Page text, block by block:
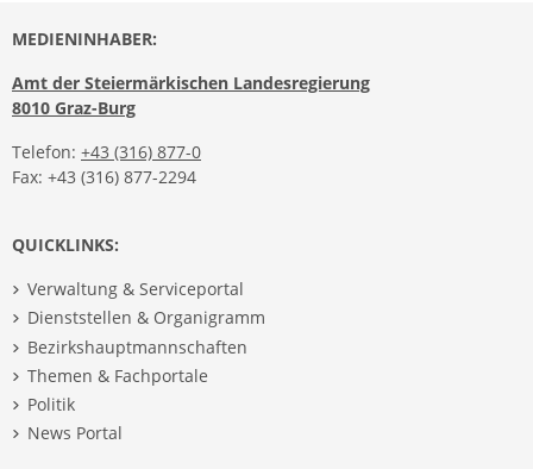
MEDIENINHABER:
Amt der Steiermärkischen Landesregierung
8010 Graz-Burg
Telefon: +43 (316) 877-0
Fax: +43 (316) 877-2294
QUICKLINKS:
Verwaltung & Serviceportal
Dienststellen & Organigramm
Bezirkshauptmannschaften
Themen & Fachportale
Politik
News Portal